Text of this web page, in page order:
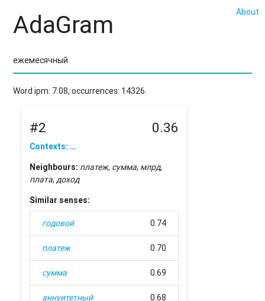
About
AdaGram
Word ipm: 7.08, occurrences: 14326.
#2 0.36
Contexts: …
Neighbours: платеж, сумма, млрд,
плата,доход
Similar senses:
годовой 0.74
платеж 0.70
сумма 0.69
аннуитетный 0.68